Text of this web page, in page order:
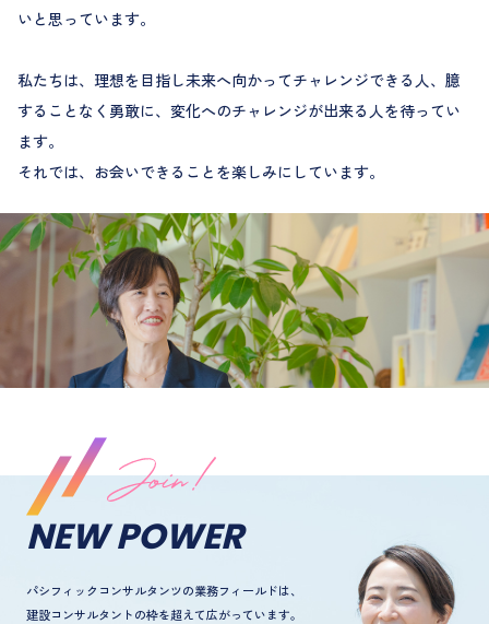
いと思っています。
私たちは、理想を目指し未来へ向かってチャレンジできる人、臆
することなく勇敢に、変化へのチャレンジが出来る人を待ってい
ます。
それでは、お会いできることを楽しみにしています。
NEW POWER
パシフィックコンサルタンツの業務フィールドは、
建設コンサルタントの枠を超えて広がっています。